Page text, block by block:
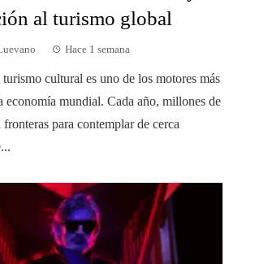
al turismo global
Hace 1 semana
cultural es uno de los motores más
economía mundial. Cada año, millones de
para contemplar de cerca